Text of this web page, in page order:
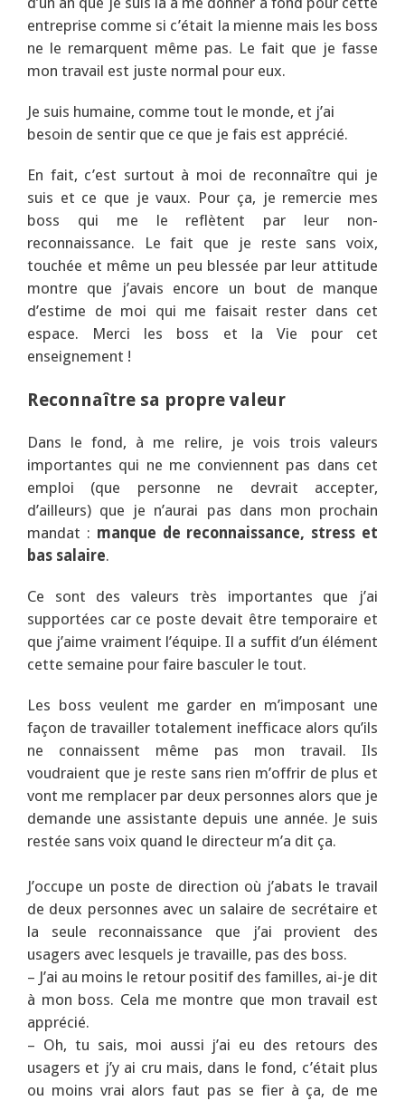
entreprise comme si c’était la mienne mais les boss
ne le remarquent même pas. Le fait que je fasse
mon travail est juste normal pour eux.
Je suis humaine, comme tout le monde, et j’ai
besoin de sentir que ce que je fais est apprécié.
En fait, c’est surtout à moi de reconnaître qui je
suis et ce que je vaux. Pour ça, je remercie mes
boss qui me le reflètent par leur non-
reconnaissance. Le fait que je reste sans voix,
touchée et même un peu blessée par leur attitude
montre que j’avais encore un bout de manque
d’estime de moi qui me faisait rester dans cet
espace. Merci les boss et la Vie pour cet
enseignement !
Reconnaître sa propre valeur
Dans le fond, à me relire, je vois trois valeurs
importantes qui ne me conviennent pas dans cet
emploi (que personne ne devrait accepter,
d’ailleurs) que je n’aurai pas dans mon prochain
mandat : manque de reconnaissance, stress et
bas salaire.
Ce sont des valeurs très importantes que j’ai
supportées car ce poste devait être temporaire et
que j’aime vraiment l’équipe. Il a suffit d’un élément
cette semaine pour faire basculer le tout.
Les boss veulent me garder en m’imposant une
façon de travailler totalement inefficace alors qu’ils
ne connaissent même pas mon travail. Ils
voudraient que je reste sans rien m’offrir de plus et
vont me remplacer par deux personnes alors que je
demande une assistante depuis une année. Je suis
restée sans voix quand le directeur m’a dit ça.
J’occupe un poste de direction où j’abats le travail
de deux personnes avec un salaire de secrétaire et
la seule reconnaissance que j’ai provient des
usagers avec lesquels je travaille, pas des boss.
– J’ai au moins le retour positif des familles, ai-je dit
à mon boss. Cela me montre que mon travail est
apprécié.
– Oh, tu sais, moi aussi j’ai eu des retours des
usagers et j’y ai cru mais, dans le fond, c’était plus
ou moins vrai alors faut pas se fier à ça, de me